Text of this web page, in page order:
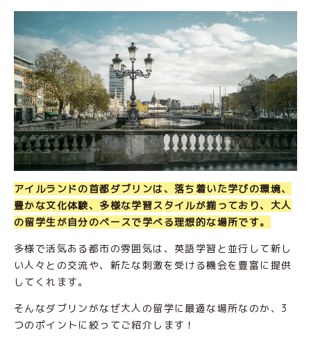
アイルランドの首都ダブリンは、落ち着いた学びの環境、
豊かな文化体験、多様な学習スタイルが揃っており、大人
の留学生が自分のペースで学べる理想的な場所です。
多様で活気ある都市の雰囲気は、英語学習と並行して新し
い人々との交流や、新たな刺激を受ける機会を豊富に提供
してくれます。
そんなダブリンがなぜ大人の留学に最適な場所なのか、3
つのポイントに絞ってご紹介します！